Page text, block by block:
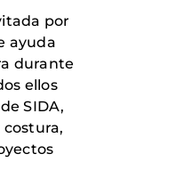
por
ayuda
durante
ellos
SIDA,